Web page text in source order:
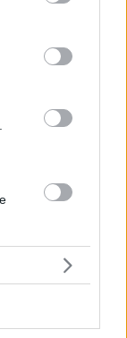
party tags to
below Google